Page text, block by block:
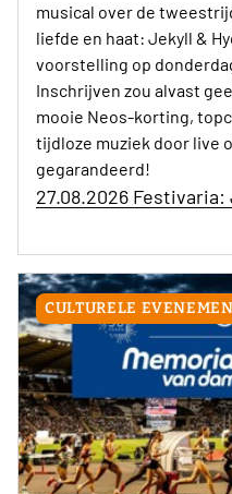
musical over de
liefde en haat: Jekyll &
voorstelling op
Inschrijven zou alvast
mooie Neos-korting,
tijdloze muziek door live
gegarandeerd!
27.08.2026 Festivaria:
CULTURELE